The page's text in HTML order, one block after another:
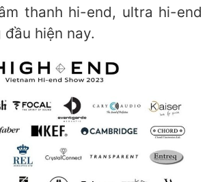
thanh hi-end, ultra hi-end
hiện nay.